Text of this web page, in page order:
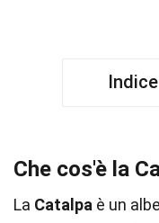
Che cos'è la
La Catalpa è un